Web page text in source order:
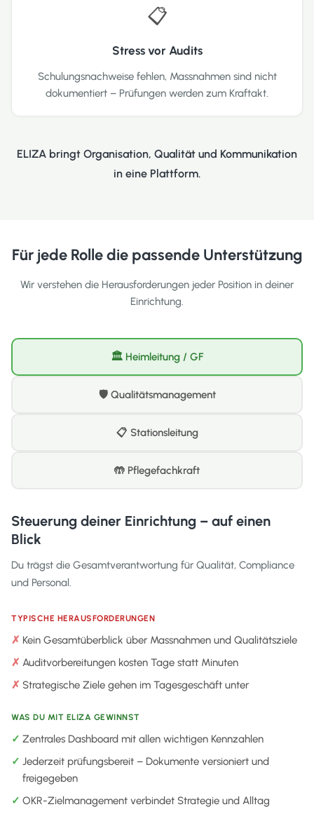
📋
Stress vor Audits
Schulungsnachweise fehlen, Massnahmen sind nicht
dokumentiert – Prüfungen werden zum Kraftakt.
ELIZA bringt Organisation, Qualität und Kommunikation
in eine Plattform.
Für jede Rolle die passende Unterstützung
Wir verstehen die Herausforderungen jeder Position in deiner
Einrichtung.
🏛 Heimleitung / GF
🛡 Qualitätsmanagement
📋 Stationsleitung
🤲 Pflegefachkraft
Steuerung deiner Einrichtung – auf einen
Blick
Du trägst die Gesamtverantwortung für Qualität, Compliance
und Personal.
TYPISCHE HERAUSFORDERUNGEN
Kein Gesamtüberblick über Massnahmen und Qualitätsziele
Auditvorbereitungen kosten Tage statt Minuten
Strategische Ziele gehen im Tagesgeschäft unter
WAS DU MIT ELIZA GEWINNST
Zentrales Dashboard mit allen wichtigen Kennzahlen
Jederzeit prüfungsbereit – Dokumente versioniert und
freigegeben
OKR-Zielmanagement verbindet Strategie und Alltag